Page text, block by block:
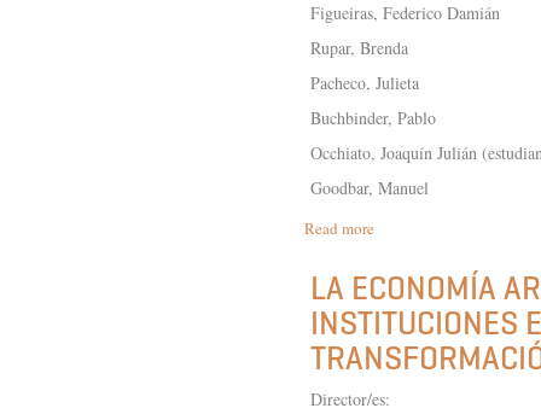
Figueiras, Federico Damián
Rupar, Brenda
Pacheco, Julieta
Buchbinder, Pablo
Occhiato, Joaquín Julián
Goodbar, Manuel
Read more
RECONSTRUCCIÓN
DEL
CAMPO
HISTORIOGRÁFICO
ARGENTINO
LA
LA ECONOMÍA
INSTITUCIONES
Director/es: